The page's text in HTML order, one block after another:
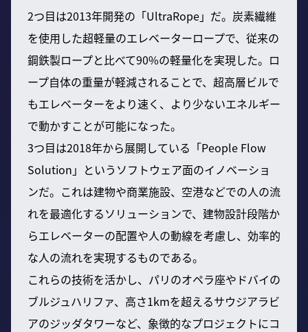
2つ目は2013年開発の「UltraRope」だ。炭素繊維
を使用した超軽量のエレベーターロープで、従来の
鋼鉄製ロープと比べて90%の軽量化を実現した。ロ
ープ自体の重量が軽減されることで、超高層ビルで
もエレベーターをより速く、より少ないエネルギー
で動かすことが可能になった。
3つ目は2018年から展開している「People Flow
Solution」というソフトウェア面のイノベーショ
ンだ。これは建物や商業施設、空港などでの人の流
れを最適化するソリューションで、建物設計段階か
らエレベーターの配置や人の動線を考慮し、効率的
な人の流れを実現するものである。
これらの技術を活かし、パリのオペラ座やドバイの
ブルジュハリファ、高さ1kmを超えるサウジアラビ
アのジッダタワーなど、象徴的なプロジェクトにコ